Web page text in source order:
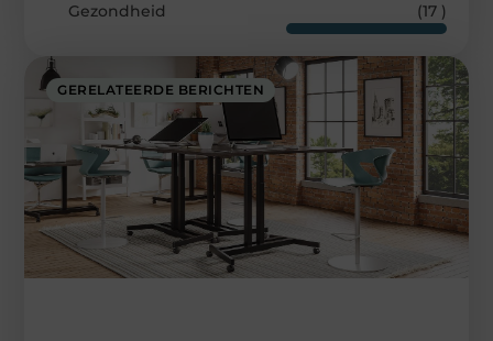
GERELATEERDE BERICHTEN
Gezondheid
(17 )